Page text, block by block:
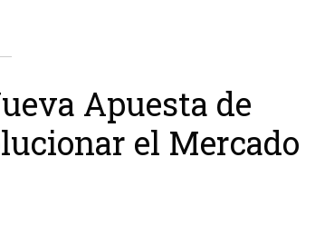
Apuesta de
el Mercado